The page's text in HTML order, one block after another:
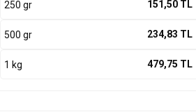
250 gr 151,50 TL
500 gr 234,83 TL
1 kg 479,75 TL